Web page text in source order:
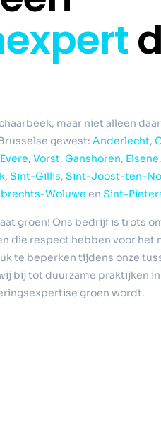
maar niet alleen
gewest: Anderlecht,
Evere, Vorst, Ganshoren, Elsene,
, Sint-Gillis, Sint-Joost-ten-
Woluwe en Sint-
groen! Ons bedrijf is trots
die respect hebben voor het
te beperken tijdens onze
bij tot duurzame praktijken
groen wordt.